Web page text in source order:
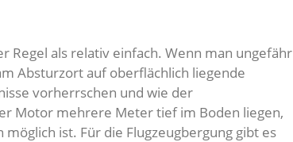
Regel als relativ einfach. Wenn man ungefähr
Absturzort auf oberflächlich liegende
vorherrschen und wie der
Motor mehrere Meter tief im Boden liegen,
ist. Für die Flugzeugbergung gibt es